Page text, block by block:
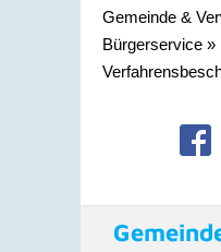
Gemeinde &
Bürgerservice »